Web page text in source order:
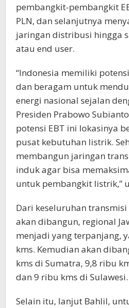
pembangkit-pembangkit
PLN, dan selanjutnya
jaringan distribusi hingga
atau end user.
“Indonesia memiliki
dan beragam untuk
energi nasional sejalan
Presiden Prabowo
potensi EBT ini lokasinya
pusat kebutuhan listrik.
membangun jaringan
induk agar bisa
untuk pembangkit listrik,”
Dari keseluruhan transmisi
akan dibangun, regional
menjadi yang terpanjang,
kms. Kemudian akan
kms di Sumatra, 9,8 ribu
dan 9 ribu kms di Sulawesi.
Selain itu, lanjut Bahlil,